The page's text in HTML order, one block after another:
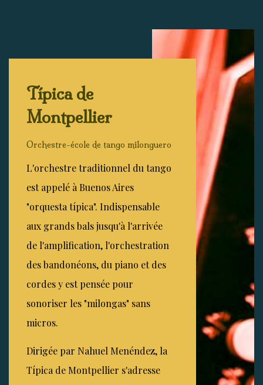
Típica de
Montpellier
Orchestre-école de tango milonguero
L'orchestre traditionnel du tango
est appelé à Buenos Aires
"orquesta típica". Indispensable
aux grands bals jusqu'à l'arrivée
de l'amplification, l'orchestration
des bandonéons, du piano et des
cordes y est pensée pour
sonoriser les "milongas" sans
micros.
Dirigée par Nahuel Menéndez, la
Típica de Montpellier s'adresse